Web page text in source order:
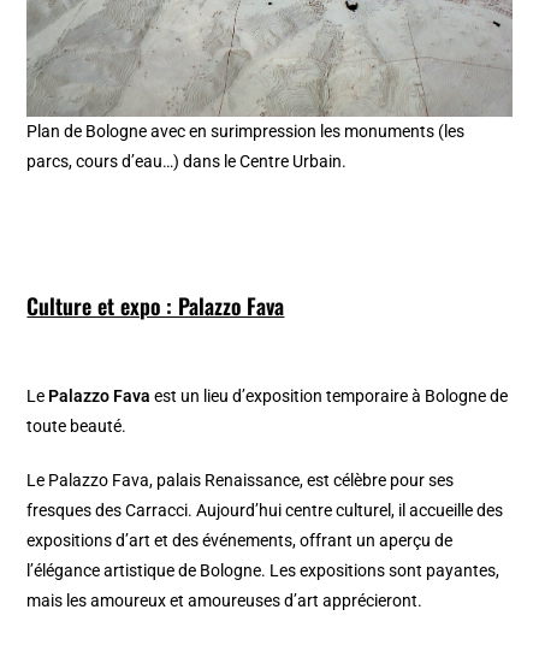
Plan de Bologne avec en surimpression les monuments (les
parcs, cours d’eau…) dans le Centre Urbain.
Culture et expo : Palazzo Fava
Le Palazzo Fava est un lieu d’exposition temporaire à Bologne de
toute beauté.
Le Palazzo Fava, palais Renaissance, est célèbre pour ses
fresques des Carracci. Aujourd’hui centre culturel, il accueille des
expositions d’art et des événements, offrant un aperçu de
l’élégance artistique de Bologne. Les expositions sont payantes,
mais les amoureux et amoureuses d’art apprécieront.